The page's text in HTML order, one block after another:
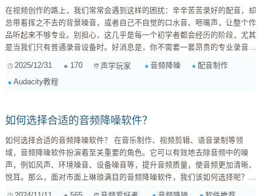
在视频创作的路上，我们常常会遇到这样的困扰：辛辛苦苦录好的配音，却
总带着挥之不去的背景噪音，或者自己不自觉的口水音、咂嘴声，让整个作
品听起来不够专业。别担心，这几乎是每一个初学者都会经历的阶段，尤其
是当我们只有普通录音设备时。好消息是，你不需要一套昂贵的专业录音
棚，也不需要一台性能炸裂的电脑，就能显著提升你的配音质量！ 今天，
我就来给大家分享一些我自己的经验，介绍几款操作简单、对电脑性能要求
不高的工具和方法，帮你轻松“洗净”那些恼人的多余声音。 1. 噪音的来源及
2025/12/31 170 声学玩家 音频降噪
配音制作
Audacity教程
如何选择合适的音频降噪软件？
如何选择合适的音频降噪软件？ 在音乐制作、视频剪辑、语音录制等领
域，音频降噪软件扮演着至关重要的角色。它可以有效地去除音频中的噪
声，例如风声、环境噪音、设备噪音等，提升音频质量，使音频更加清晰、
悦耳。那么，面对市面上琳琅满目的音频降噪软件，我们该如何选择呢？